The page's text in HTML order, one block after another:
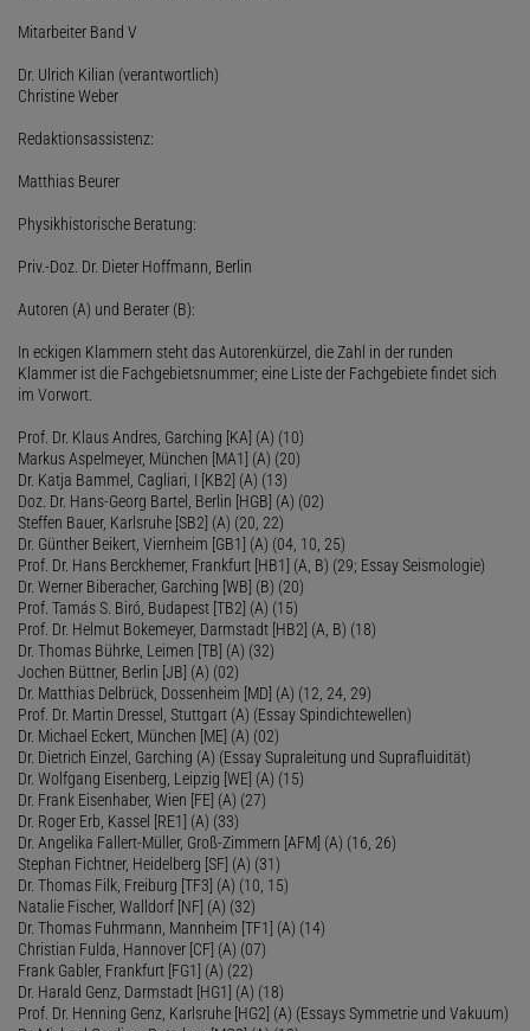
Mitarbeiter Band V
Dr. Ulrich Kilian (verantwortlich)
Christine Weber
Redaktionsassistenz:
Matthias Beurer
Physikhistorische Beratung:
Priv.-Doz. Dr. Dieter Hoffmann, Berlin
Autoren (A) und Berater (B):
In eckigen Klammern steht das Autorenkürzel, die Zahl in der runden
Klammer ist die Fachgebietsnummer; eine Liste der Fachgebiete findet sich
im Vorwort.
Prof. Dr. Klaus Andres, Garching [KA] (A) (10)
Markus Aspelmeyer, München [MA1] (A) (20)
Dr. Katja Bammel, Cagliari, I [KB2] (A) (13)
Doz. Dr. Hans-Georg Bartel, Berlin [HGB] (A) (02)
Steffen Bauer, Karlsruhe [SB2] (A) (20, 22)
Dr. Günther Beikert, Viernheim [GB1] (A) (04, 10, 25)
Prof. Dr. Hans Berckhemer, Frankfurt [HB1] (A, B) (29; Essay Seismologie)
Dr. Werner Biberacher, Garching [WB] (B) (20)
Prof. Tamás S. Biró, Budapest [TB2] (A) (15)
Prof. Dr. Helmut Bokemeyer, Darmstadt [HB2] (A, B) (18)
Dr. Thomas Bührke, Leimen [TB] (A) (32)
Jochen Büttner, Berlin [JB] (A) (02)
Dr. Matthias Delbrück, Dossenheim [MD] (A) (12, 24, 29)
Prof. Dr. Martin Dressel, Stuttgart (A) (Essay Spindichtewellen)
Dr. Michael Eckert, München [ME] (A) (02)
Dr. Dietrich Einzel, Garching (A) (Essay Supraleitung und Suprafluidität)
Dr. Wolfgang Eisenberg, Leipzig [WE] (A) (15)
Dr. Frank Eisenhaber, Wien [FE] (A) (27)
Dr. Roger Erb, Kassel [RE1] (A) (33)
Dr. Angelika Fallert-Müller, Groß-Zimmern [AFM] (A) (16, 26)
Stephan Fichtner, Heidelberg [SF] (A) (31)
Dr. Thomas Filk, Freiburg [TF3] (A) (10, 15)
Natalie Fischer, Walldorf [NF] (A) (32)
Dr. Thomas Fuhrmann, Mannheim [TF1] (A) (14)
Christian Fulda, Hannover [CF] (A) (07)
Frank Gabler, Frankfurt [FG1] (A) (22)
Dr. Harald Genz, Darmstadt [HG1] (A) (18)
Prof. Dr. Henning Genz, Karlsruhe [HG2] (A) (Essays Symmetrie und Vakuum)